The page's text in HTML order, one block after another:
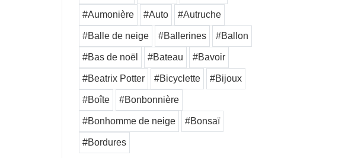
#Aumonière #Auto #Autruche
#Balle de neige #Ballerines #Ballon
#Bas de noël #Bateau #Bavoir
#Beatrix Potter #Bicyclette #Bijoux
#Boîte #Bonbonnière
#Bonhomme de neige #Bonsaï
#Bordures